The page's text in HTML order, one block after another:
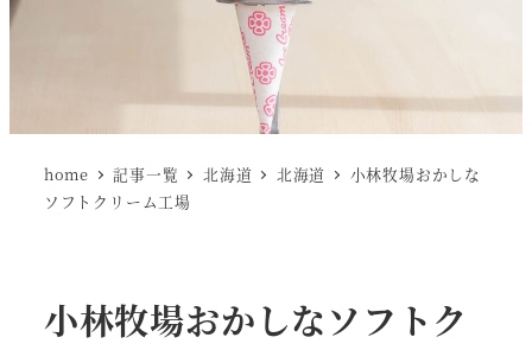
home 記事一覧 北海道 北海道
小林牧場おかしな
ソフトクリーム工場
小林牧場おかしなソフトク